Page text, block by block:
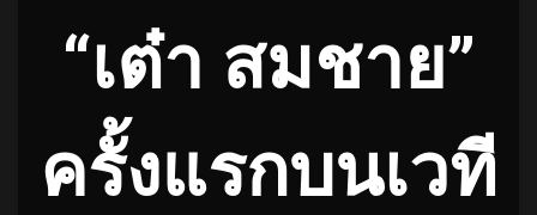
“เต๋า สมชาย”
ครั้งแรกบนเวที